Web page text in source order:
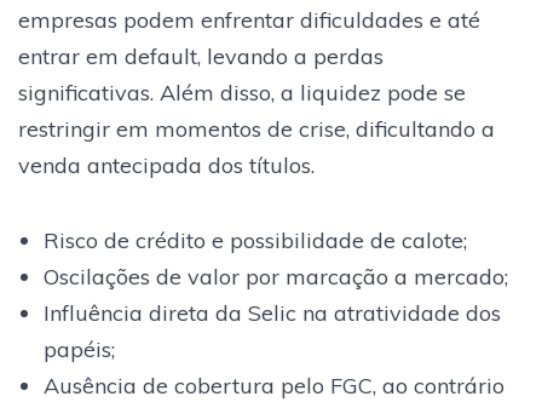
empresas podem enfrentar dificuldades e até
entrar em default, levando a perdas
significativas. Além disso, a liquidez pode se
restringir em momentos de crise, dificultando a
venda antecipada dos títulos.
Risco de crédito e possibilidade de calote;
Oscilações de valor por marcação a mercado;
Influência direta da Selic na atratividade dos
papéis;
Ausência de cobertura pelo FGC, ao contrário